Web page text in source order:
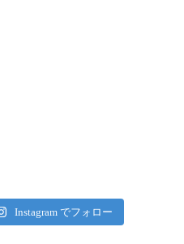
Instagram でフォロー